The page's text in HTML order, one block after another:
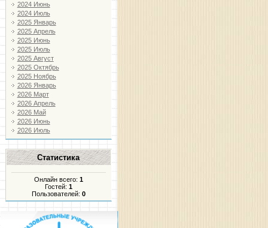
2024 Июнь
2024 Июль
2025 Январь
2025 Апрель
2025 Июнь
2025 Июль
2025 Август
2025 Октябрь
2025 Ноябрь
2026 Январь
2026 Март
2026 Апрель
2026 Май
2026 Июнь
2026 Июль
Статистика
Онлайн всего: 1
Гостей: 1
Пользователей: 0